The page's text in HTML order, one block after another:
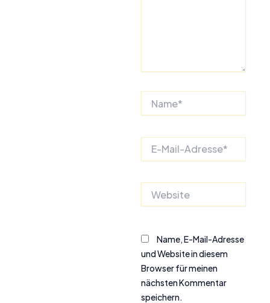
Mail-
Name, E-Mail-Adresse
und Website in diesem
Browser für meinen
nächsten Kommentar
speichern.